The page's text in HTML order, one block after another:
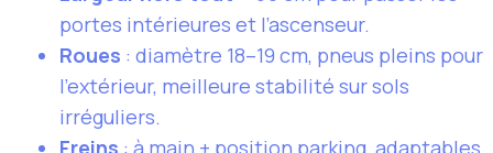
portes intérieures et l’ascenseur.
Roues : diamètre 18–19 cm, pneus pleins pour
l’extérieur, meilleure stabilité sur sols
irréguliers.
Freins : à main + position parking, adaptables